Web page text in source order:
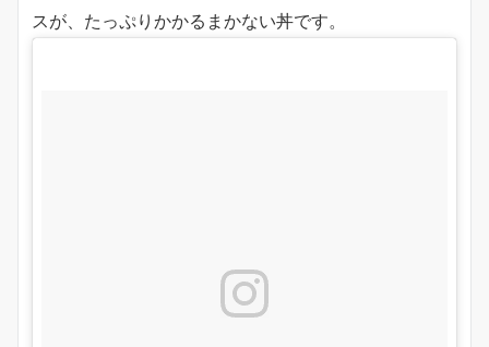
スが、たっぷりかかるまかない丼です。